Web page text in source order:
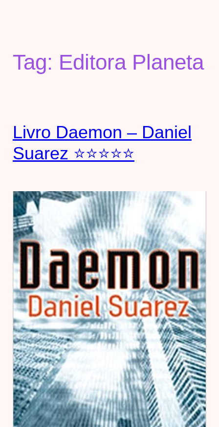
Tag: Editora Planeta
Livro Daemon – Daniel
Suarez ⭐⭐⭐⭐⭐